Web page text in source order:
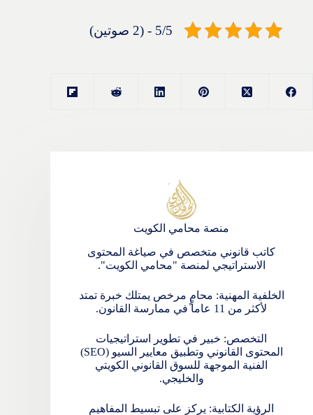
5/5 - (2 صوتين)
منصة محامي الكويت
كاتب قانوني متخصص في صياغة المحتوى
الاستراتيجي لمنصة "محامي الكويت".
الخلفية المهنية: محامٍ مرخص يمتلك خبرة تمتد
لأكثر من 11 عاماً في ممارسة القانون.
التخصص: خبير في تطوير استراتيجيات
المحتوى القانوني وتطبيق معايير السيو (SEO)
الفنية الموجهة للسوق القانوني الكويتي
والخليجي.
الرؤية الكتابية: يركز على تبسيط المفاهيم